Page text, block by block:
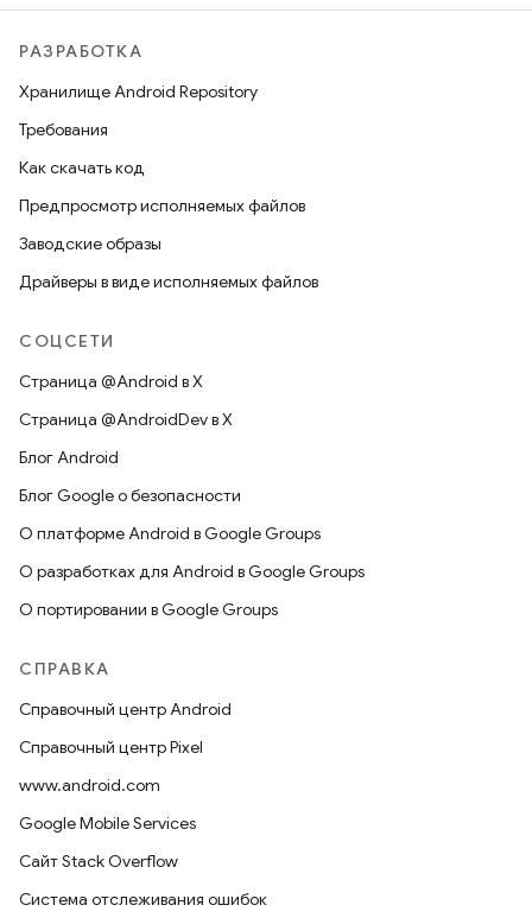
РАЗРАБОТКА
Хранилище Android Repository
Требования
Как скачать код
Предпросмотр исполняемых файлов
Заводские образы
Драйверы в виде исполняемых файлов
СОЦСЕТИ
Страница @Android в X
Страница @AndroidDev в X
Блог Android
Блог Google о безопасности
О платформе Android в Google Groups
О разработках для Android в Google Groups
О портировании в Google Groups
СПРАВКА
Справочный центр Android
Справочный центр Pixel
www.android.com
Google Mobile Services
Сайт Stack Overflow
Система отслеживания ошибок